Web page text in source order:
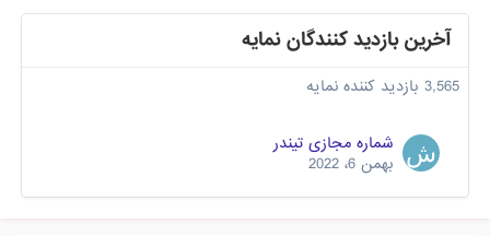
آخرین بازدید کنندگان نمایه
3,565 بازدید کننده نمایه
شماره مجازی تیندر
بهمن 6، 2022